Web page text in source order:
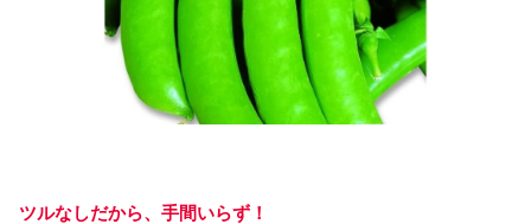
ツルなしだから、手間いらず！